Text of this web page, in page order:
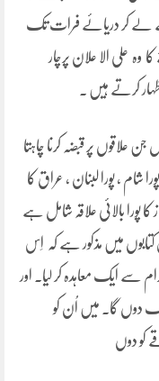
لے کر دریائے فرات تک
علی الا علان پرچار
کرتے ہیں ۔
علاقوں پر قبضہ کرنا چاہتا
شام ، پورا لبنان ، عراق کا
کا پورا بالائی علاقہ شامل ہے
میں مذکور ہے کہ اِس
ایک معاہدہ کر لیا۔ اور
دوں گا۔ میں اُن کو
کو دوں